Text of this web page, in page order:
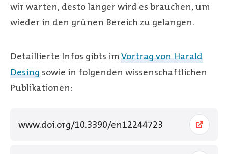
wir warten, desto länger wird es brauchen, um
wieder in den grünen Bereich zu gelangen.
Detaillierte Infos gibts im Vortrag von Harald
Desing sowie in folgenden wissenschaftlichen
Publikationen:
www.doi.org/10.3390/en12244723